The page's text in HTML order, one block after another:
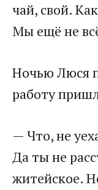
чай, свой.
Мы ещё не
​Ночью Люся
работу
​— Что, не
Да ты не
житейское.